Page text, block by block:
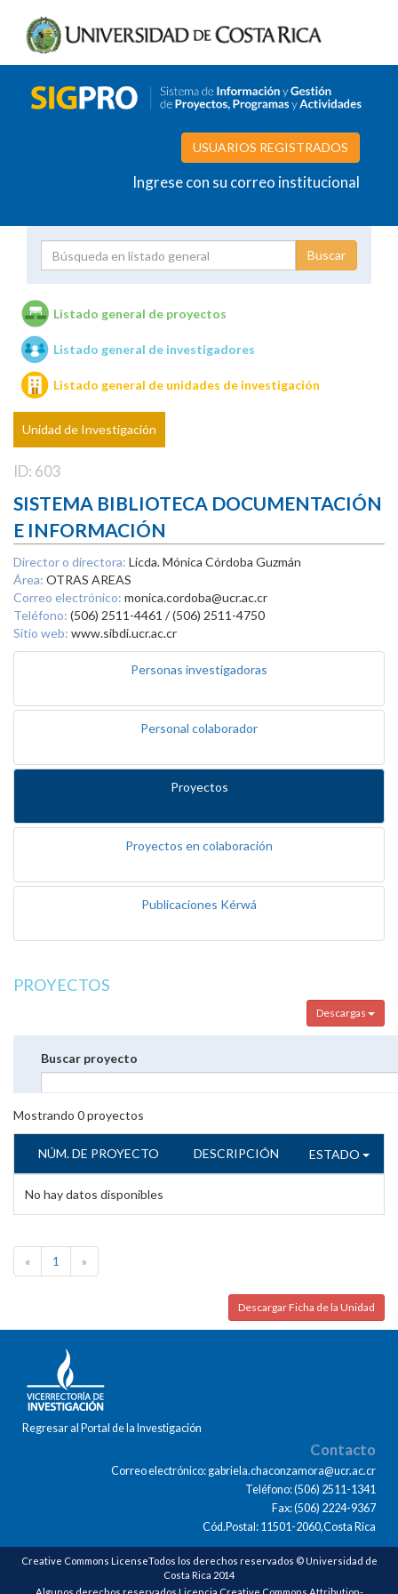
USUARIOS REGISTRADOS
Ingrese con su correo institucional
Unidades de investigación
Listado general de proyectos
Listado general de investigadores
Listado general de unidades de investigación
Unidad de Investigación
ID: 603
SISTEMA BIBLIOTECA DOCUMENTACIÓN
E INFORMACIÓN
Director o directora: Licda. Mónica Córdoba Guzmán
Área: OTRAS AREAS
Correo electrónico: monica.cordoba@ucr.ac.cr
Teléfono: (506) 2511-4461 / (506) 2511-4750
Sitio web: www.sibdi.ucr.ac.cr
Personas investigadoras
Personal colaborador
Proyectos
Proyectos en colaboración
Publicaciones Kérwá
PROYECTOS
Descargas
Buscar proyecto
Mostrando 0proyectos
NÚM. DE PROYECTO DESCRIPCIÓN ESTADO
No hay datos disponibles
« 1 »
Descargar Ficha de la Unidad
Regresar al Portal de la Investigación
Contacto
Correo electrónico: gabriela.chaconzamora@ucr.ac.cr
Teléfono: (506) 2511-1341
Fax: (506) 2224-9367
Cód.Postal: 11501-2060,Costa Rica
Creative Commons LicenseTodos los derechos reservados © Universidad de
Costa Rica 2014